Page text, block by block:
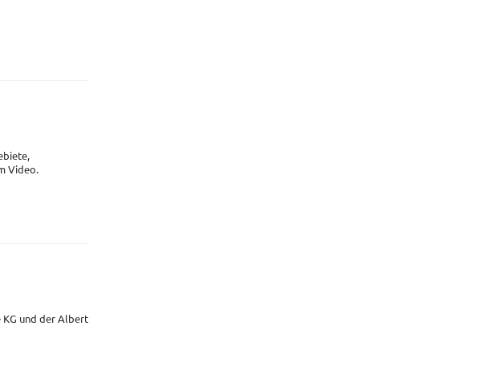
Video.
KG und der Albert